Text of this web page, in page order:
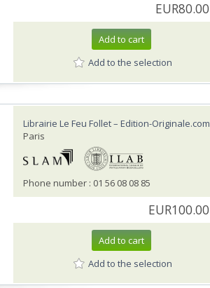
EUR80.00
Add to cart
Add to the selection
Librairie Le Feu Follet – Edition-Originale.com
Paris
Phone number : 01 56 08 08 85
EUR100.00
Add to cart
Add to the selection